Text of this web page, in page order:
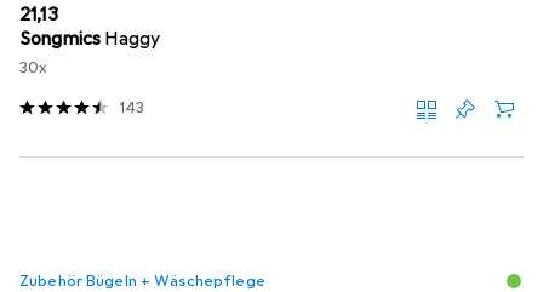
EUR
21,13
Songmics Haggy
30x
143
Zubehör Bügeln + Wäschepflege